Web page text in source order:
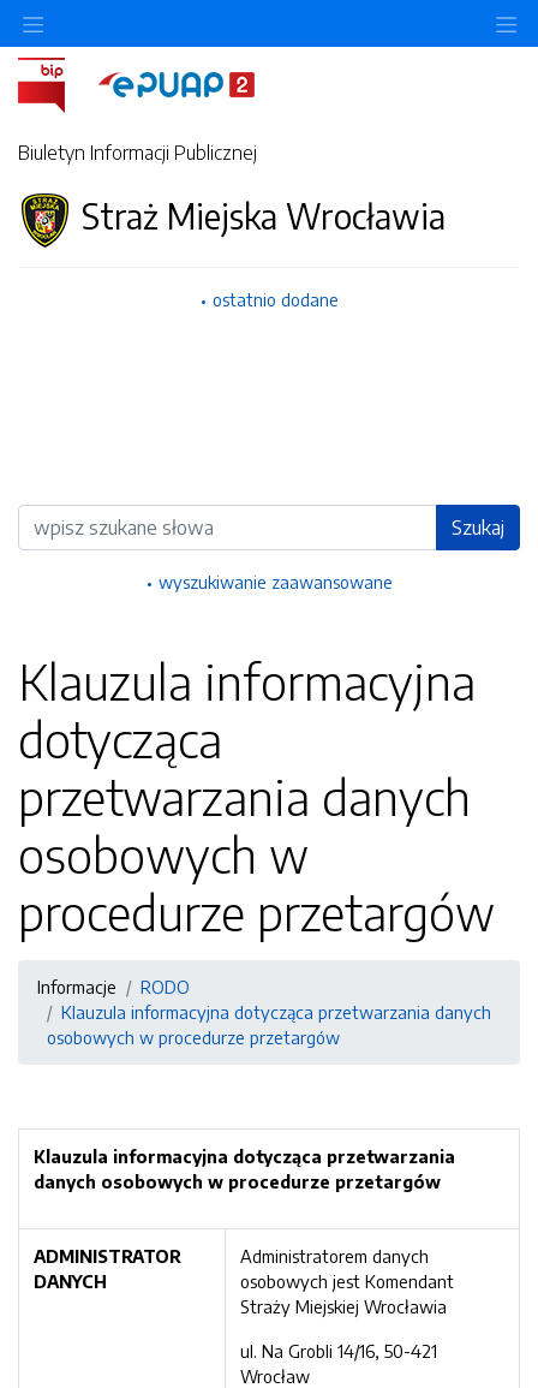
Biuletyn Informacji Publicznej
Straż Miejska Wrocławia
ostatnio dodane
Wyszukiwarka Szukaj
wyszukiwanie zaawansowane
Klauzula informacyjna
dotycząca
przetwarzania danych
osobowych w
procedurze przetargów
Informacje
RODO
Klauzula informacyjna dotycząca przetwarzania danych
osobowych w procedurze przetargów
Klauzula informacyjna dotycząca przetwarzania
danych osobowych w procedurze przetargów
ADMINISTRATOR
DANYCH
Administratorem danych
osobowych jest Komendant
Straży Miejskiej Wrocławia
ul. Na Grobli 14/16, 50-421
Wrocław